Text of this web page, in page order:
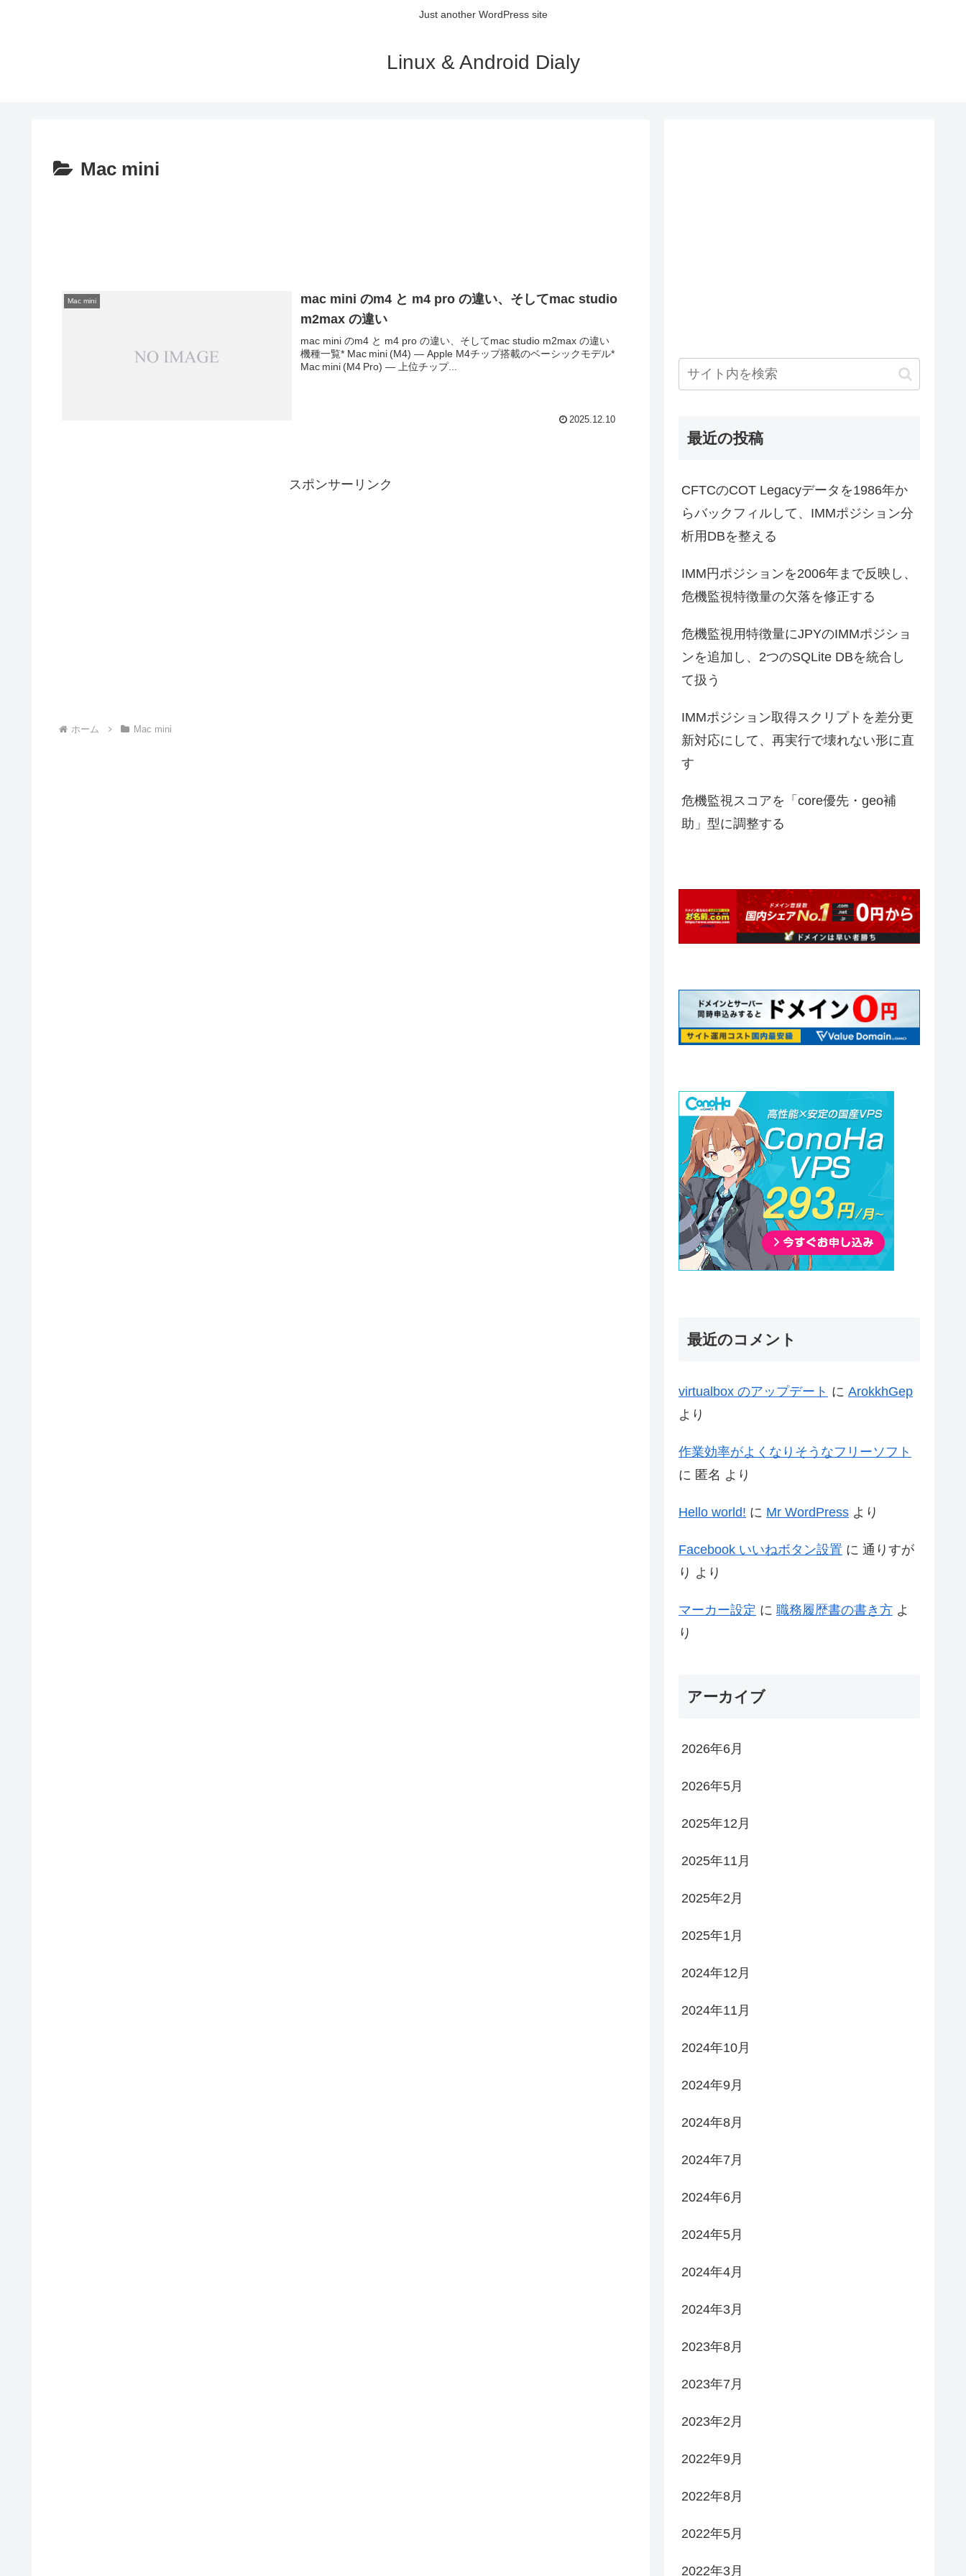
Just another WordPress site
Linux & Android Dialy
Mac mini
Mac mini
mac mini のm4 と m4 pro の違い、そしてmac studio
m2max の違い
mac mini のm4 と m4 pro の違い、そしてmac studio m2max の違い
機種一覧* Mac mini (M4) — Apple M4チップ搭載のベーシックモデル*
Mac mini (M4 Pro) — 上位チップ...
2025.12.10
スポンサーリンク
ホーム Mac mini
最近の投稿
CFTCのCOT Legacyデータを1986年か
らバックフィルして、IMMポジション分
析用DBを整える
IMM円ポジションを2006年まで反映し、
危機監視特徴量の欠落を修正する
危機監視用特徴量にJPYのIMMポジショ
ンを追加し、2つのSQLite DBを統合し
て扱う
IMMポジション取得スクリプトを差分更
新対応にして、再実行で壊れない形に直
す
危機監視スコアを「core優先・geo補
助」型に調整する
最近のコメント
virtualbox のアップデート に ArokkhGep
より
作業効率がよくなりそうなフリーソフト
に 匿名 より
Hello world! に Mr WordPress より
Facebook いいねボタン設置 に 通りすが
り より
マーカー設定 に 職務履歴書の書き方 よ
り
アーカイブ
2026年6月
2026年5月
2025年12月
2025年11月
2025年2月
2025年1月
2024年12月
2024年11月
2024年10月
2024年9月
2024年8月
2024年7月
2024年6月
2024年5月
2024年4月
2024年3月
2023年8月
2023年7月
2023年2月
2022年9月
2022年8月
2022年5月
2022年3月